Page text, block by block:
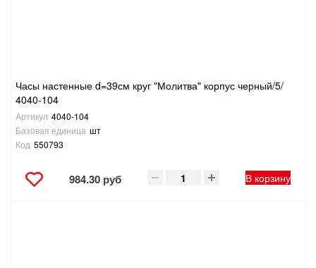
Часы настенные d=39см круг "Молитва" корпус черный/5/
4040-104
Артикул 4040-104
Базовая единица шт
Код 550793
984.30 руб В корзину